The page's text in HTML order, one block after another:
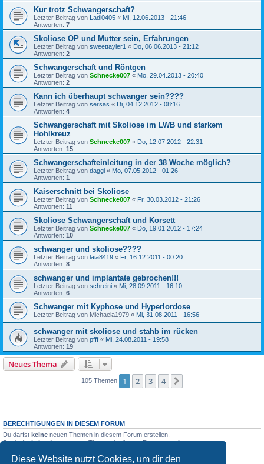
Diese Website nutzt Cookies, um dir den
Kur trotz Schwangerschaft?
Letzter Beitrag von Ladi0405 « Mi, 12.06.2013 - 21:46
Antworten: 7
Skoliose OP und Mutter sein, Erfahrungen
Letzter Beitrag von sweettayler1 « Do, 06.06.2013 - 21:12
Antworten: 2
Schwangerschaft und Röntgen
Letzter Beitrag von Schnecke007 « Mo, 29.04.2013 - 20:40
Antworten: 2
Kann ich überhaupt schwanger sein????
Letzter Beitrag von sersas « Di, 04.12.2012 - 08:16
Antworten: 4
Schwangerschaft mit Skoliose im LWB und starkem
Hohlkreuz
Letzter Beitrag von Schnecke007 « Do, 12.07.2012 - 22:31
Antworten: 15
Schwangerschafteinleitung in der 38 Woche möglich?
Letzter Beitrag von daggi « Mo, 07.05.2012 - 01:26
Antworten: 1
Kaiserschnitt bei Skoliose
Letzter Beitrag von Schnecke007 « Fr, 30.03.2012 - 21:26
Antworten: 11
Skoliose Schwangerschaft und Korsett
Letzter Beitrag von Schnecke007 « Do, 19.01.2012 - 17:24
Antworten: 10
schwanger und skoliose????
Letzter Beitrag von laia8419 « Fr, 16.12.2011 - 00:20
Antworten: 8
schwanger und implantate gebrochen!!!
Letzter Beitrag von schreini « Mi, 28.09.2011 - 16:10
Antworten: 6
Schwanger mit Kyphose und Hyperlordose
Letzter Beitrag von Michaela1979 « Mi, 31.08.2011 - 16:56
schwanger mit skoliose und stahb im rücken
Letzter Beitrag von pfff « Mi, 24.08.2011 - 19:58
Antworten: 19
Neues Thema
105 Themen 1 2 3 4
BERECHTIGUNGEN IN DIESEM FORUM
Du darfst keine neuen Themen in diesem Forum erstellen.
Du darfstkeineAntworten zu Themen in diesem Forum erstellen.
Du darfst deine Beiträge in diesem Forumnicht löschen.